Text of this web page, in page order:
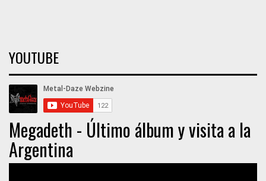
YOUTUBE
Megadeth - Último álbum y visita a la
Argentina